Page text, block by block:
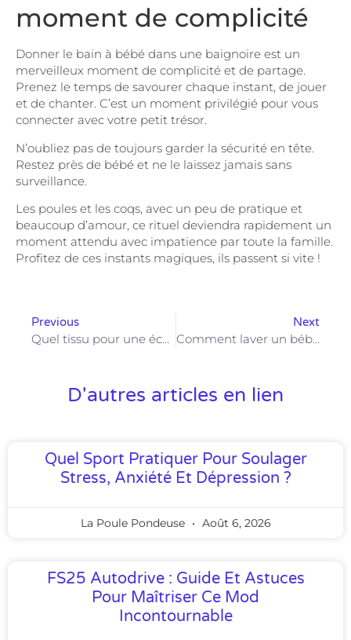
moment de complicité
Donner le bain à bébé dans une baignoire est un
merveilleux moment de complicité et de partage.
Prenez le temps de savourer chaque instant, de jouer
et de chanter. C’est un moment privilégié pour vous
connecter avec votre petit trésor.
N’oubliez pas de toujours garder la sécurité en tête.
Restez près de bébé et ne le laissez jamais sans
surveillance.
Les poules et les coqs, avec un peu de pratique et
beaucoup d’amour, ce rituel deviendra rapidement un
moment attendu avec impatience par toute la famille.
Profitez de ces instants magiques, ils passent si vite !
Previous Next
Comment laver un bébé quand on n’a pas de baignoire ?
D'autres articles en lien
Quel Sport Pratiquer Pour Soulager
Stress, Anxiété Et Dépression ?
La Poule Pondeuse Août 6, 2026
FS25 Autodrive : Guide Et Astuces
Pour Maîtriser Ce Mod
Incontournable